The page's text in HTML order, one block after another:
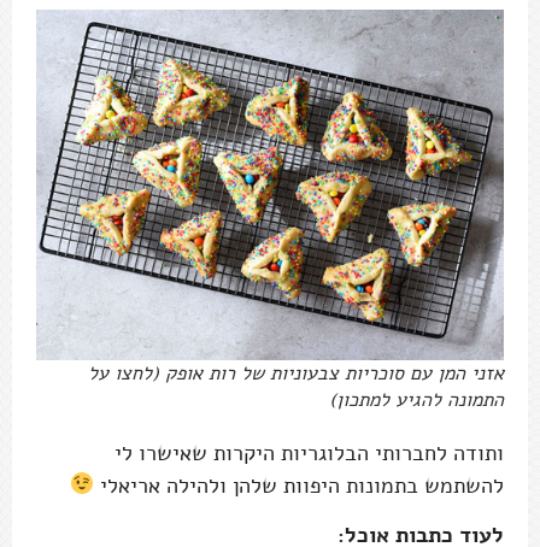
אזני המן עם סוכריות צבעוניות של רות אופק (לחצו על
התמונה להגיע למתכון)
ותודה לחברותי הבלוגריות היקרות שאישרו לי
להשתמש בתמונות היפוות שלהן ולהילה אריאלי
לעוד כתבות אוכל: